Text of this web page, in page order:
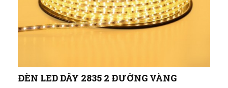
ĐÈN LED DÂY 2835 2 ĐƯỜNG VÀNG